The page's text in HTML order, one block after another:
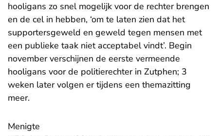
hooligans zo snel mogelijk voor de rechter brengen
en de cel in hebben, ‘om te laten zien dat het
supportersgeweld en geweld tegen mensen met
een publieke taak niet acceptabel vindt’. Begin
november verschijnen de eerste vermeende
hooligans voor de politierechter in Zutphen; 3
weken later volgen er tijdens een themazitting
meer.
Menigte